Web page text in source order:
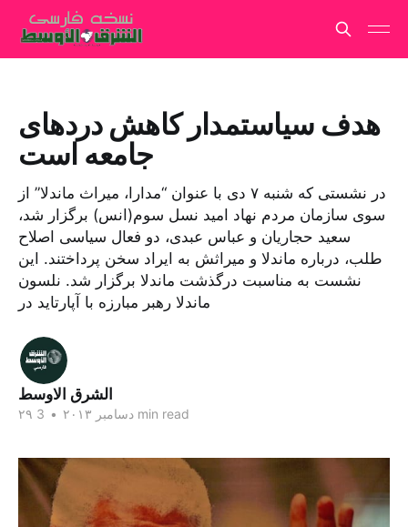
هدف سیاستمدار کاهش دردهای
جامعه است
در نشستی که شنبه ۷ دی با عنوان “مدارا، میراث ماندلا” از
سوی سازمان مردم‌ نهاد امید نسل سوم(انس) برگزار شد،
سعید حجاریان و عباس عبدی، دو فعال سیاسی اصلاح
طلب، درباره ماندلا و میراثش به ایراد سخن پرداختند. این
نشست به مناسبت درگذشت ماندلا برگزار شد. نلسون
ماندلا رهبر مبارزه با آپارتاید در
الشرق الاوسط
۲۹ دسامبر ۲۰۱۳ • 3 min read